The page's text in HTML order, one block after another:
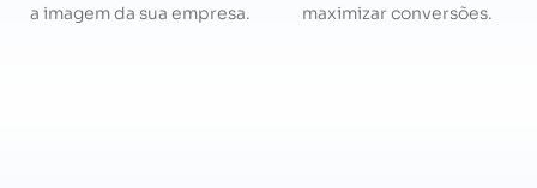
a imagem da sua empresa.
maximizar conversões.